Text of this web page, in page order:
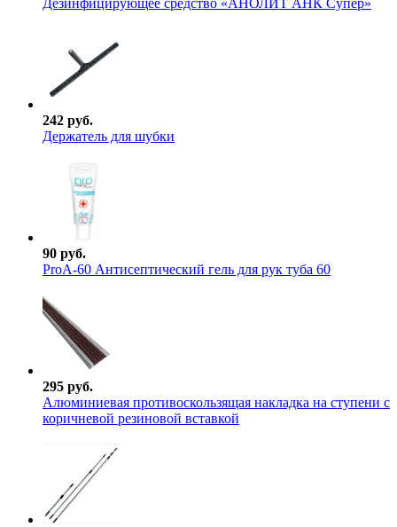
Дезинфицирующее средство «АНОЛИТ АНК Супер»
242 руб.
Держатель для шубки
90 руб.
ProА-60 Антисептический гель для рук туба 60
295 руб.
Алюминиевая противоскользящая накладка на ступени с
коричневой резиновой вставкой